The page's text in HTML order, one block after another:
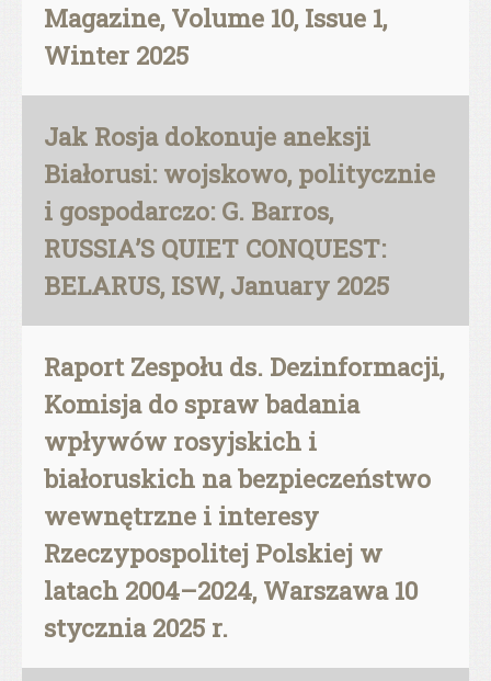
Magazine, Volume 10, Issue 1,
Winter 2025
Jak Rosja dokonuje aneksji
Białorusi: wojskowo, politycznie
i gospodarczo: G. Barros,
RUSSIA’S QUIET CONQUEST:
BELARUS, ISW, January 2025
Raport Zespołu ds. Dezinformacji,
Komisja do spraw badania
wpływów rosyjskich i
białoruskich na bezpieczeństwo
wewnętrzne i interesy
Rzeczypospolitej Polskiej w
latach 2004–2024, Warszawa 10
stycznia 2025 r.